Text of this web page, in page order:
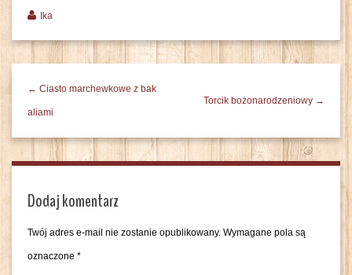
Ika
← Ciasto marchewkowe z bak
aliami
Torcik bożonarodzeniowy →
Dodaj komentarz
Twój adres e-mail nie zostanie opublikowany. Wymagane pola są
oznaczone *